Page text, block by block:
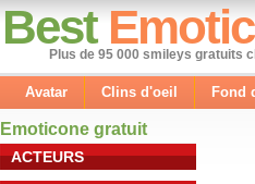
Best
Plus de 95 000 smileys gratuits
Avatar Clins d'oeil Fond
Emoticone gratuit
ACTEURS